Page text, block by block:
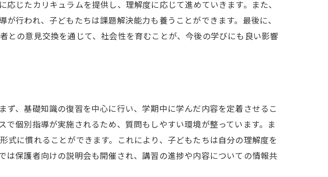
らす影響
サポート体制
じたカリキュラムを提供し、理解度に応じて進めていきます。また、
行われ、子どもたちは課題解決能力も養うことができます。最後に、
との意見交換を通じて、社会性を育むことが、今後の学びにも良い影響
、基礎知識の復習を中心に行い、学期中に学んだ内容を定着させるこ
個別指導が実施されるため、質問もしやすい環境が整っています。ま
に慣れることができます。これにより、子どもたちは自分の理解度を
保護者向けの説明会も開催され、講習の進捗や内容についての情報共